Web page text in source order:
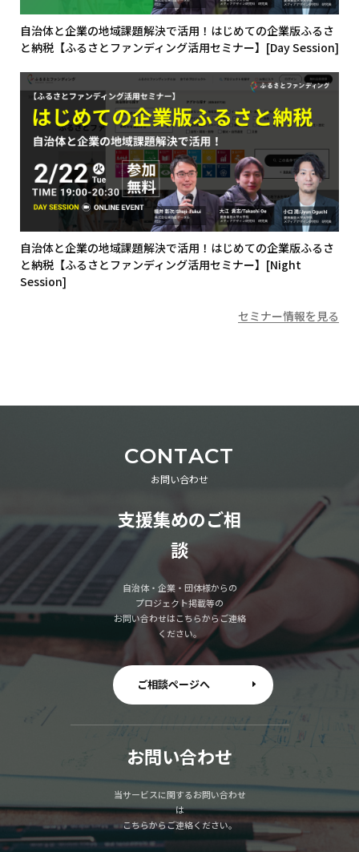
自治体と企業の地域課題解決で活用！はじめての企業版ふるさ
と納税【ふるさとファンディング活用セミナー】[Day Session]
自治体と企業の地域課題解決で活用！はじめての企業版ふるさ
と納税【ふるさとファンディング活用セミナー】[Night
Session]
セミナー情報を見る
CONTACT
お問い合わせ
支援集めのご相
談
自治体・企業・団体様からの
プロジェクト掲載等の
お問い合わせはこちらからご連絡
ください。
ご相談ページへ
お問い合わせ
当サービスに関するお問い合わせ
は
こちらからご連絡ください。